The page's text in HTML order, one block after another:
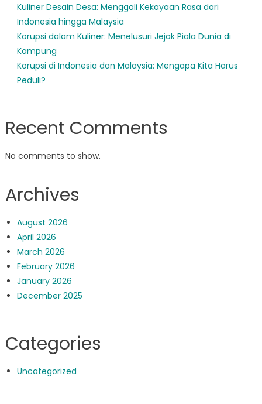
Kuliner Desain Desa: Menggali Kekayaan Rasa dari
Indonesia hingga Malaysia
Korupsi dalam Kuliner: Menelusuri Jejak Piala Dunia di
Kampung
Korupsi di Indonesia dan Malaysia: Mengapa Kita Harus
Peduli?
Recent Comments
No comments to show.
Archives
August 2026
April 2026
March 2026
February 2026
January 2026
December 2025
Categories
Uncategorized